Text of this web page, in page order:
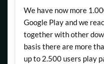
We have now more
Google Play and we
together with other
basis there are more
up to 2.500 users play